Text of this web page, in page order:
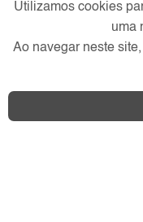
Utilizamos cookies
uma
Ao navegar neste